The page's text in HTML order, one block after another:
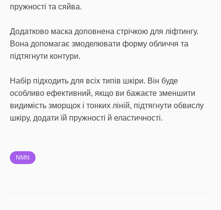
пружності та сяйва.
Додатково маска доповнена стрічкою для ліфтингу.
Вона допомагає змоделювати форму обличчя та
підтягнути контури.
Набір підходить для всіх типів шкіри. Він буде
особливо ефективний, якщо ви бажаєте зменшити
видимість зморщок і тонких ліній, підтягнути обвислу
шкіру, додати їй пружності й еластичності.
NMN